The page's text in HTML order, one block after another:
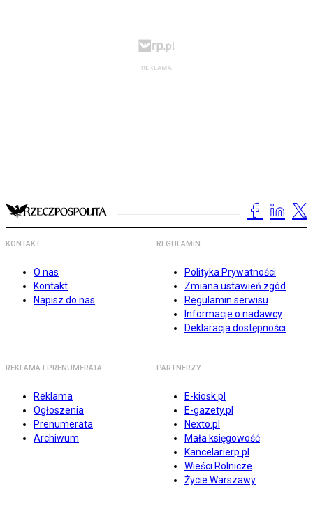
KONTAKT
O nas
Kontakt
Napisz do nas
REGULAMIN
Polityka Prywatności
Zmiana ustawień zgód
Regulamin serwisu
Informacje o nadawcy
Deklaracja dostępności
REKLAMA I PRENUMERATA
Reklama
Ogłoszenia
Prenumerata
Archiwum
PARTNERZY
E-kiosk.pl
E-gazety.pl
Nexto.pl
Mała księgowość
Kancelarierp.pl
Wieści Rolnicze
Życie Warszawy